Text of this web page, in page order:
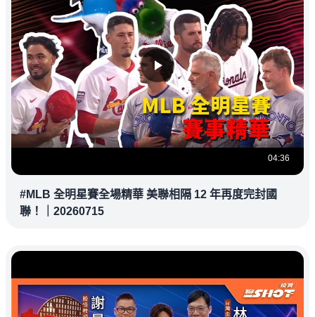
04:36
#MLB 全明星賽全場精華 美聯相隔 12 年再度完封國
聯！｜20260715